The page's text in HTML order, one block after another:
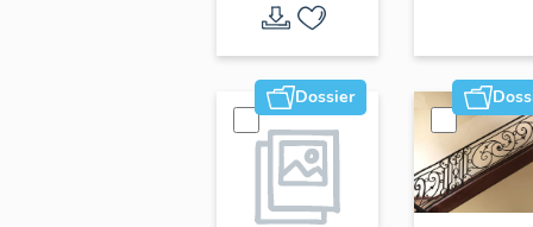
Dossier